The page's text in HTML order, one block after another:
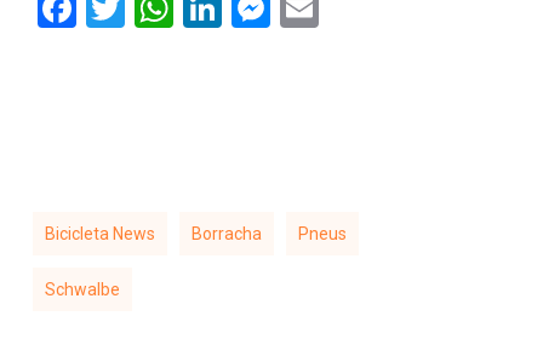
Bicicleta News Borracha Pneus
Schwalbe